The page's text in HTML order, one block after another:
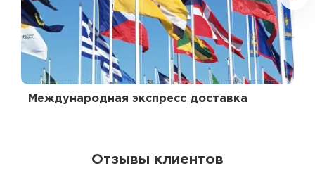
Международная экспресс доставка
Отзывы клиентов